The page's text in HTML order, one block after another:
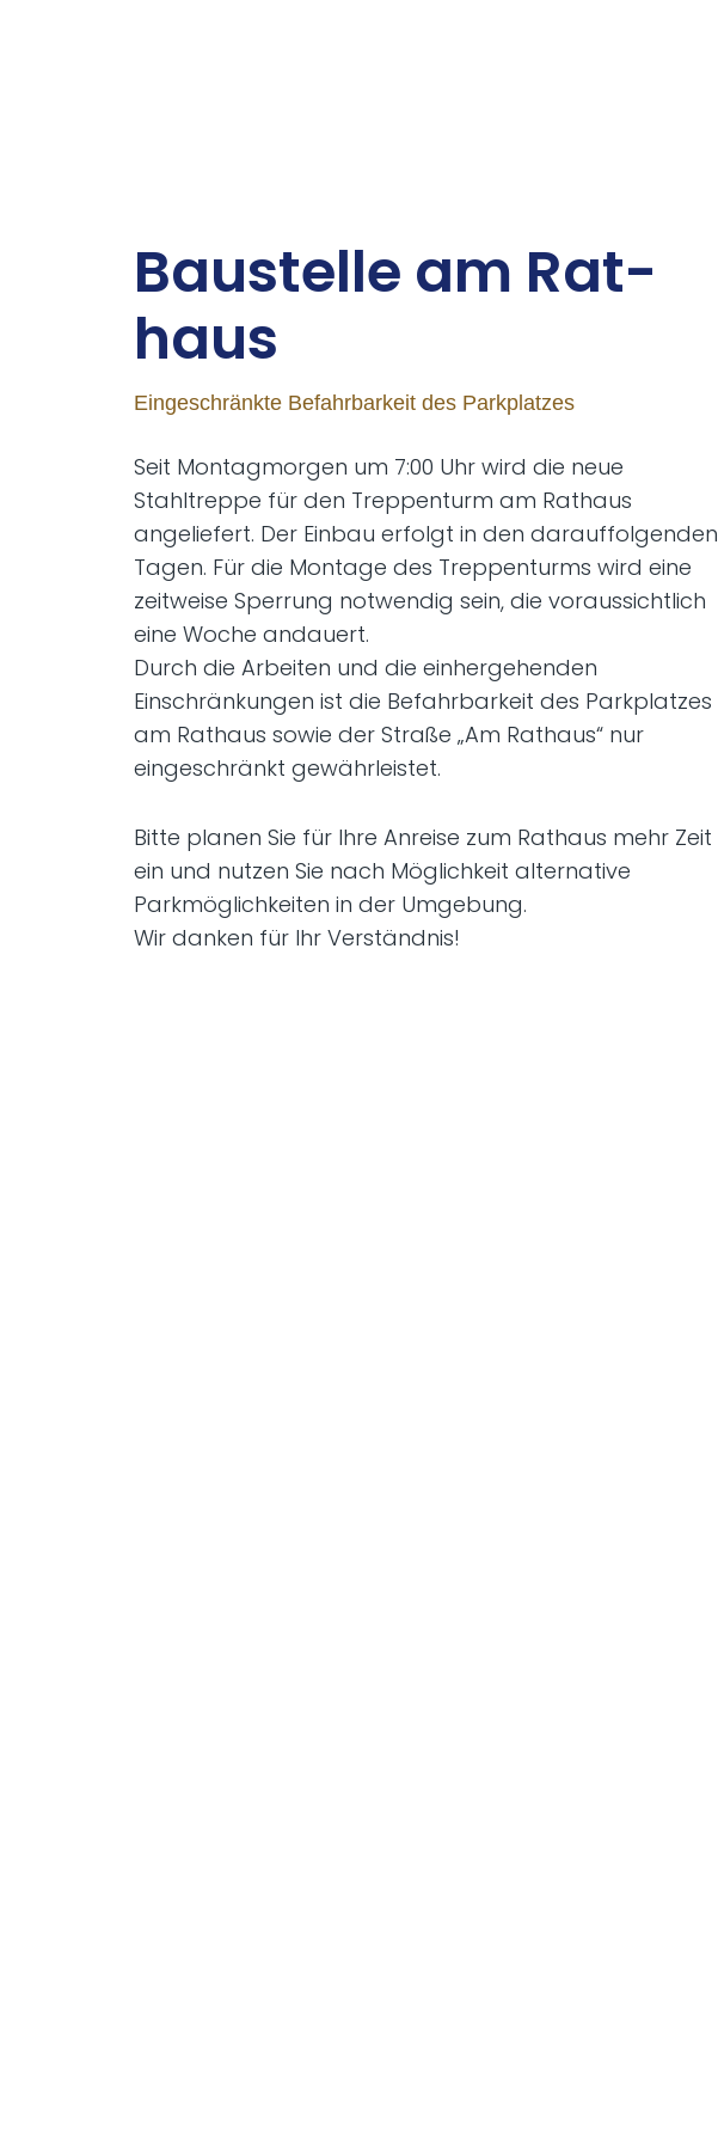
Bau­stel­le am Rat­
haus
Eingeschränkte Befahrbarkeit des Parkplatzes
Seit Montagmorgen um 7:00 Uhr wird die neue
Stahltreppe für den Treppenturm am Rathaus
angeliefert. Der Einbau erfolgt in den darauffolgenden
Tagen. Für die Montage des Treppenturms wird eine
zeitweise Sperrung notwendig sein, die voraussichtlich
eine Woche andauert.
Durch die Arbeiten und die einhergehenden
Einschränkungen ist die Befahrbarkeit des Parkplatzes
am Rathaus sowie der Straße „Am Rathaus“ nur
eingeschränkt gewährleistet.
Bitte planen Sie für Ihre Anreise zum Rathaus mehr Zeit
ein und nutzen Sie nach Möglichkeit alternative
Parkmöglichkeiten in der Umgebung.
Wir danken für Ihr Verständnis!